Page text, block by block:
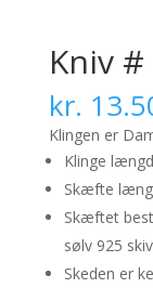
Kniv #
kr.
Klingen er
Klinge
Skæfte
Skæftet
sølv 925
Skeden er